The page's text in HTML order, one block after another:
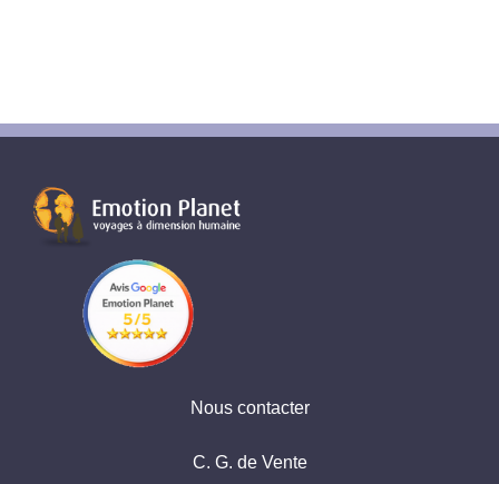
Nous contacter
C. G. de Vente